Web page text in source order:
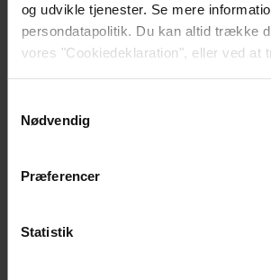
og udvikle tjenester. Se mere
persondatapolitik. Du kan altid trække
vores "Cookiedeklaration", eller ved at
Vi anvender egne cookies og cookies
generere statistik og huske dine
Nødvendig
Præferencer
Statistik